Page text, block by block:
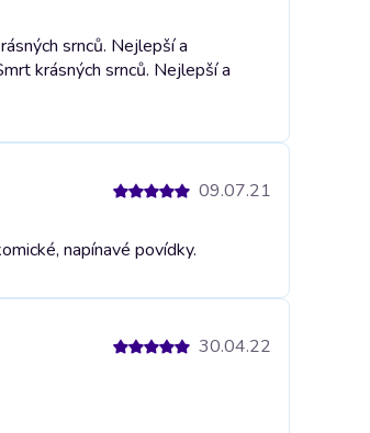
srnců. Nejlepší a
krásných srnců. Nejlepší a
09.07.21
napínavé povídky.
30.04.22